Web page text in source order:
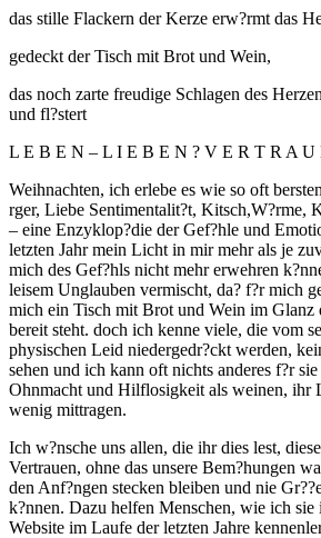
das stille Flackern der Kerze erw?rmt das
gedeckt der Tisch mit Brot und Wein,
das noch zarte freudige Schlagen des
und fl?stert
L E B E N – L I E B E N ? V E R T R A U
Weihnachten, ich erlebe es wie so oft
rger, Liebe Sentimentalit?t, Kitsch,W?rme,
– eine Enzyklop?die der Gef?hle und
letzten Jahr mein Licht in mir mehr als je
mich des Gef?hls nicht mehr erwehren
leisem Unglauben vermischt, da? f?r mich
mich ein Tisch mit Brot und Wein im Glanz
bereit steht. doch ich kenne viele, die vom
physischen Leid niedergedr?ckt werden,
sehen und ich kann oft nichts anderes f?r
Ohnmacht und Hilflosigkeit als weinen, ihr
wenig mittragen.
Ich w?nsche uns allen, die ihr dies lest,
Vertrauen, ohne das unsere Bem?hungen
den Anf?ngen stecken bleiben und nie
k?nnen. Dazu helfen Menschen, wie ich
Website im Laufe der letzten Jahre